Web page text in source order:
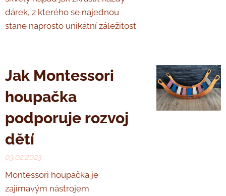
dárek, z kterého se najednou
stane naprosto unikátní záležitost.
Jak Montessori
houpačka
podporuje rozvoj
dětí
03.02.2023
Montessori houpačka je
zajímavým nástrojem